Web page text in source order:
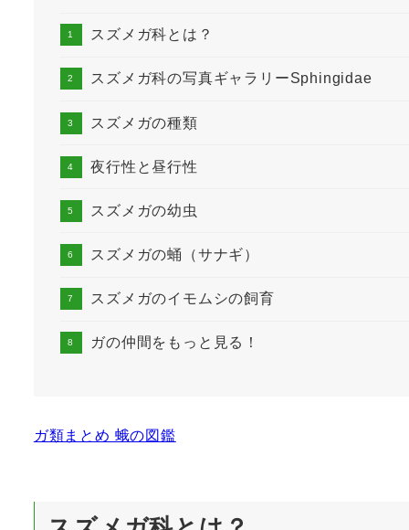
スズメガ科とは？
スズメガ科の写真ギャラリーSphingidae
スズメガの種類
夜行性と昼行性
スズメガの幼虫
スズメガの蛹（サナギ）
スズメガのイモムシの飼育
ガの仲間をもっと見る！
ガ類まとめ 蛾の図鑑